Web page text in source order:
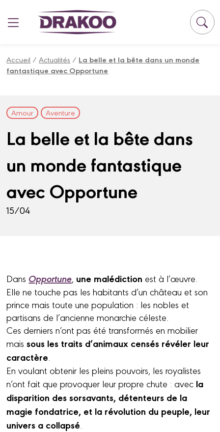
Accueil /Actualités / La belle et la bête dans un monde
fantastique avec Opportune
Amour Aventure
La belle et la bête dans
un monde fantastique
avec Opportune
15/04
Dans Opportune, une malédiction est à l’œuvre.
Elle ne touche pas les habitants d’un château et son
prince mais toute une population : les nobles et
partisans de l’ancienne monarchie céleste.
Ces derniers n’ont pas été transformés en mobilier
maissous les traits d’animaux censés révéler leur
caractère
En voulant obtenir les pleins pouvoirs, les royalistes
n’ont fait que provoquer leur propre chute : avec la
disparition des sorsavants, détenteurs de la
magie fondatrice, et la révolution du peuple, leur
univers a collapsé